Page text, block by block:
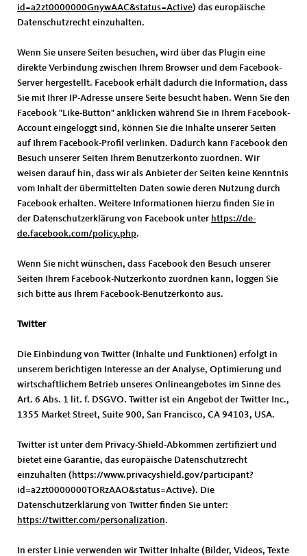
id=a2zt0000000GnywAAC&status=Active) das europäische
Datenschutzrecht einzuhalten.
Wenn Sie unsere Seiten besuchen, wird über das Plugin eine
direkte Verbindung zwischen Ihrem Browser und dem Facebook-
Server hergestellt. Facebook erhält dadurch die Information, dass
Sie mit Ihrer IP-Adresse unsere Seite besucht haben. Wenn Sie den
Facebook "Like-Button" anklicken während Sie in Ihrem Facebook-
Account eingeloggt sind, können Sie die Inhalte unserer Seiten
auf Ihrem Facebook-Profil verlinken. Dadurch kann Facebook den
Besuch unserer Seiten Ihrem Benutzerkonto zuordnen. Wir
weisen darauf hin, dass wir als Anbieter der Seiten keine Kenntnis
vom Inhalt der übermittelten Daten sowie deren Nutzung durch
Facebook erhalten. Weitere Informationen hierzu finden Sie in
der Datenschutzerklärung von Facebook unter https://de-
de.facebook.com/policy.php.
Wenn Sie nicht wünschen, dass Facebook den Besuch unserer
Seiten Ihrem Facebook-Nutzerkonto zuordnen kann, loggen Sie
sich bitte aus Ihrem Facebook-Benutzerkonto aus.
Twitter
Die Einbindung von Twitter (Inhalte und Funktionen) erfolgt in
unserem berichtigen Interesse an der Analyse, Optimierung und
wirtschaftlichem Betrieb unseres Onlineangebotes im Sinne des
Art. 6 Abs. 1 lit. f. DSGVO. Twitter ist ein Angebot der Twitter Inc.,
1355 Market Street, Suite 900, San Francisco, CA 94103, USA.
Twitter ist unter dem Privacy-Shield-Abkommen zertifiziert und
bietet eine Garantie, das europäische Datenschutzrecht
einzuhalten (https://www.privacyshield.gov/participant?
id=a2zt0000000TORzAAO&status=Active). Die
Datenschutzerklärung von Twitter finden Sie unter:
https://twitter.com/personalization.
In erster Linie verwenden wir Twitter Inhalte (Bilder, Videos, Texte